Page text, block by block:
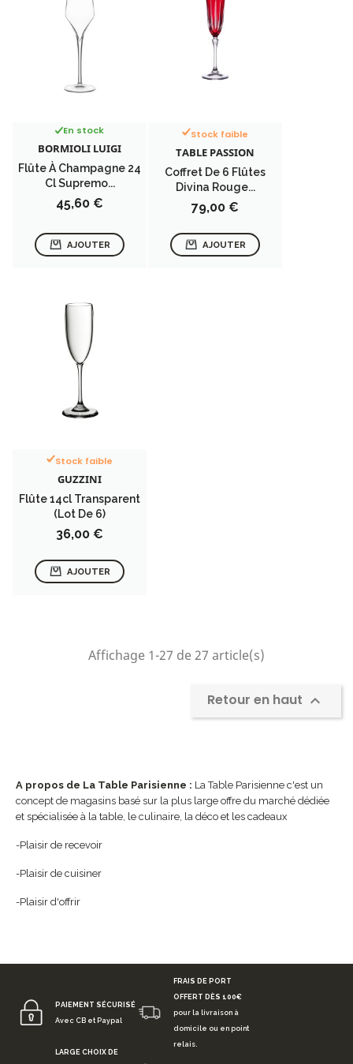
En stock
BORMIOLI LUIGI
Flûte À Champagne 24
Cl Supremo...
Prix
45,60 €
AJOUTER
Stock faible
TABLE PASSION
Coffret De 6 Flûtes
Divina Rouge...
Prix
79,00 €
AJOUTER
Stock faible
GUZZINI
Flûte 14cl Transparent
(lot De 6)
Prix
36,00 €
AJOUTER
Affichage 1-27 de 27 article(s)
Retour en haut 
A propos de La Table Parisienne : La Table Parisienne c'est un
concept de magasins basé sur la plus large offre du marché dédiée
et spécialisée à la table, le culinaire, la déco et les cadeaux
-Plaisir de recevoir
-Plaisir de cuisiner
-Plaisir d'offrir
PAIEMENT SÉCURISÉ
Avec CB et Paypal
FRAIS DE PORT
OFFERT DÈS 100€
pour la livraison à
domicile ou en point
relais.
LARGE CHOIX DE